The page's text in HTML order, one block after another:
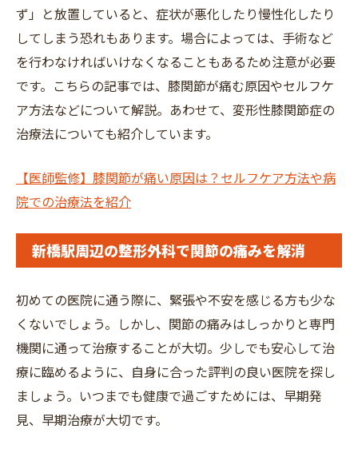
ず」と放置していると、症状が悪化したり慢性化したり
してしまう恐れもあります。場合によっては、手術など
を行わなければいけなくなることもあるため注意が必要
です。こちらの記事では、膝関節が痛む原因やセルフケ
ア方法などについて解説。あわせて、変形性膝関節症の
治療法についても紹介しています。
【医師監修】膝関節が痛い原因は？セルフケア方法や病
院での治療法を紹介
新橋駅周辺の整形外科で関節の痛みを解消
初めての医院に通う際に、緊張や不安を感じる方も少な
くないでしょう。しかし、関節の痛みはしっかりと専門
機関に通って治療することが大切。少しでも安心して治
療に臨めるように、自身に合った評判の良い医院を探し
ましょう。いつまでも健康で過ごすためには、早期発
見、早期治療が大切です。